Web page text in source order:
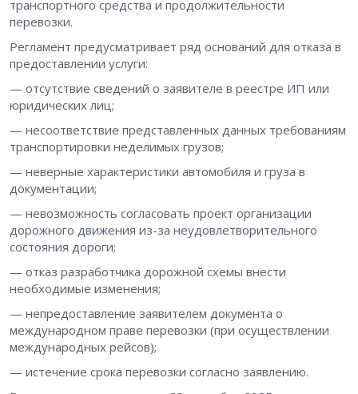
транспортного средства и продолжительности
перевозки.
Регламент предусматривает ряд оснований для отказа в
предоставлении услуги:
— отсутствие сведений о заявителе в реестре ИП или
юридических лиц;
— несоответствие представленных данных требованиям
транспортировки неделимых грузов;
— неверные характеристики автомобиля и груза в
документации;
— невозможность согласовать проект организации
дорожного движения из-за неудовлетворительного
состояния дороги;
— отказ разработчика дорожной схемы внести
необходимые изменения;
— непредоставление заявителем документа о
международном праве перевозки (при осуществлении
международных рейсов);
— истечение срока перевозки согласно заявлению.